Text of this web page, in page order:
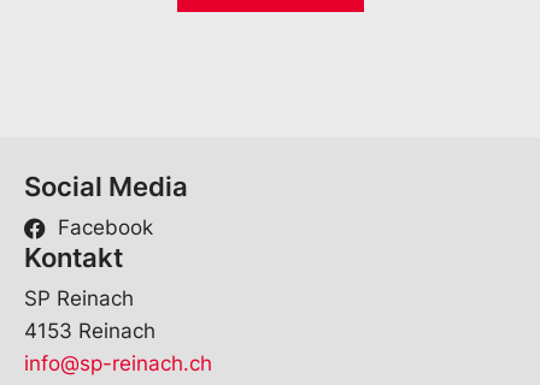
Social Media
Facebook
Kontakt
SP Reinach
4153 Reinach
info@sp-reinach.ch